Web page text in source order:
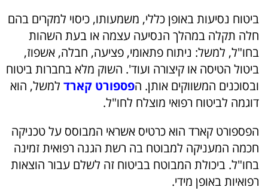
ביטוח נסיעות באופן כללי, משמעותו, כיסוי למקרים בהם
חלה תקלה במהלך הנסיעה עצמה או בעת השהות
בחו"ל, למשל: ניתוח פתאומי, פציעה, חבלה, אשפוז,
ביטול הטיסה או קיצורה ועוד'. השוק מלא בחברות ביטוח
ובסוכנים המשווקים אותן. הפספורט קארד למשל, הוא
דוגמה לביטוח רפואי מוצלח לחו"ל.
הפספורט קארד הוא כרטיס אשראי המבוסס על טכניקה
חכמה המעניקה למבוטח בה רשת הגנה רפואית זמינה
בחו"ל. ביכולת המבוטח בביטוח זה לשלם עבור הוצאות
רפואיות באופן מידי.